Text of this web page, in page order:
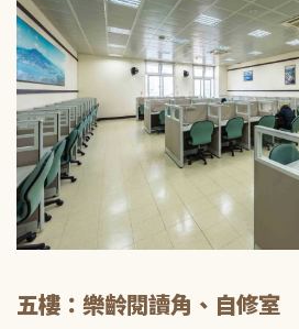
五樓：樂齡閱讀角、自修室